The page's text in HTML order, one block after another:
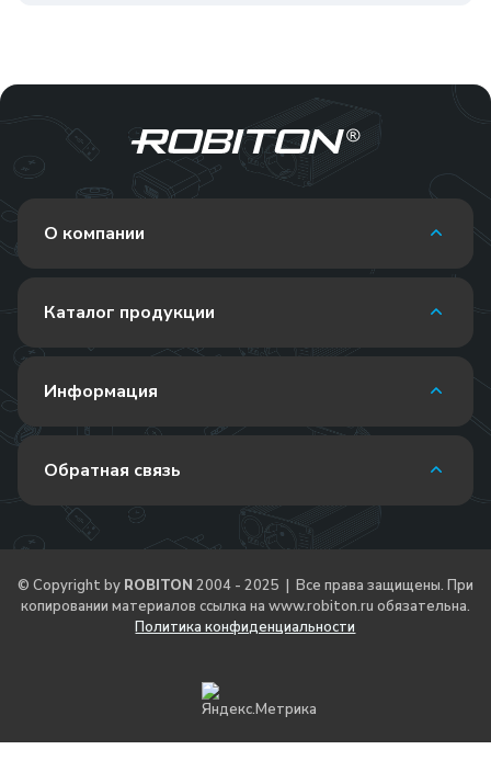
О компании
Каталог продукции
Информация
Обратная связь
© Copyright by ROBITON 2004 - 2025 | Все права защищены. При
копировании материалов ссылка на www.robiton.ru обязательна.
Политика конфиденциальности